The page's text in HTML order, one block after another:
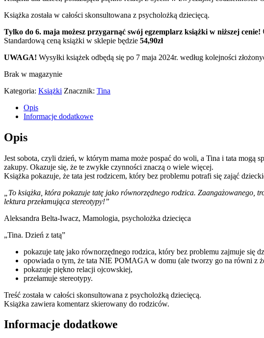
Książka została w całości skonsultowana z psycholożką dziecięcą.
Tylko do 6. maja możesz przygarnąć swój egzemplarz książki w niższej cenie!
Standardową ceną książki w sklepie będzie 54,90zł
UWAGA! Wysyłki książek odbędą się po 7 maja 2024r. według kolejności
Brak w magazynie
Kategoria: Książki Znacznik: Tina
Opis
Informacje dodatkowe
Opis
Jest sobota, czyli dzień, w którym mama może pospać do woli, a Tina i tata mogą
zakupy. Okazuje się, że te zwykłe czynności znaczą o wiele więcej.
Książka pokazuje, że tata jest rodzicem, który bez problemu potrafi się zająć
„To książka, która pokazuje tatę jako równorzędnego rodzica.
lektura przełamująca stereotypy!”
Aleksandra Belta-Iwacz, Mamologia, psycholożka dziecięca
„Tina. Dzień z tatą”
pokazuje tatę jako równorzędnego rodzica, który bez problemu zajmuje się
opowiada o tym, że tata NIE POMAGA w domu (ale tworzy go na równi z
pokazuje piękno relacji ojcowskiej,
przełamuje stereotypy.
Treść została w całości skonsultowana z psycholożką dziecięcą.
Książka zawiera komentarz skierowany do rodziców.
Informacje dodatkowe